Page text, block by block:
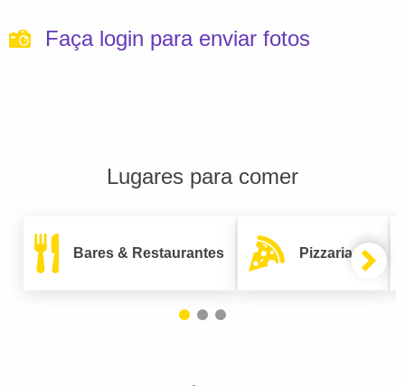
Faça login para enviar fotos
Lugares para comer
Bares & Restaurantes Pizzarias